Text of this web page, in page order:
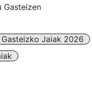
Gasteizen
Gasteizko Jaiak 2026